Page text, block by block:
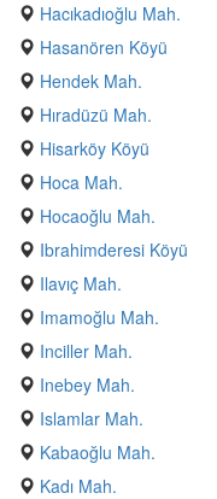
Hacıkadıoğlu Mah.
Hasanören Köyü
Hendek Mah.
Hıradüzü Mah.
Hisarköy Köyü
Hoca Mah.
Hocaoğlu Mah.
Ibrahimderesi Köyü
Ilavıç Mah.
Imamoğlu Mah.
Inciller Mah.
Inebey Mah.
Islamlar Mah.
Kabaoğlu Mah.
Kadı Mah.